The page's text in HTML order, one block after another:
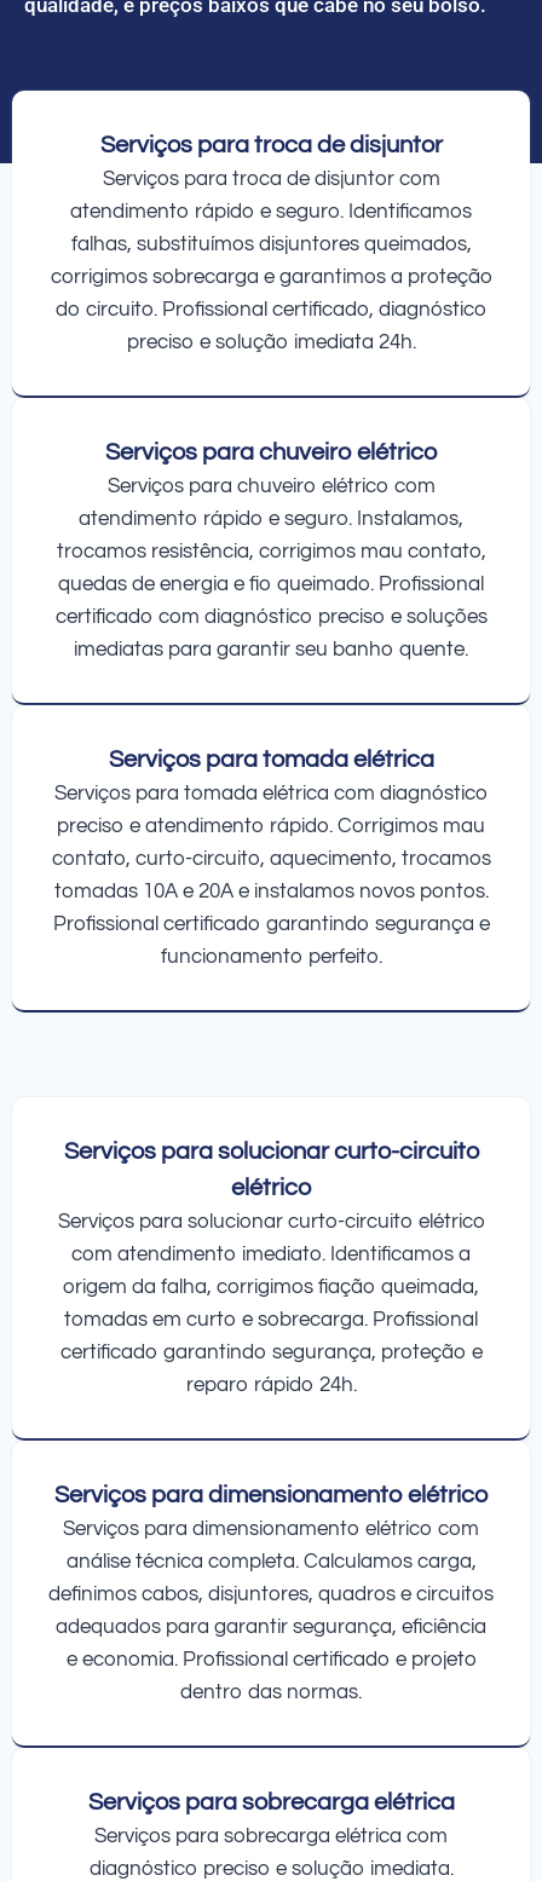
Serviços para troca de disjuntor
Serviços para troca de disjuntor com
atendimento rápido e seguro. Identificamos
falhas, substituímos disjuntores queimados,
corrigimos sobrecarga e garantimos a proteção
do circuito. Profissional certificado, diagnóstico
preciso e solução imediata 24h.
Serviços para chuveiro elétrico
Serviços para chuveiro elétrico com
atendimento rápido e seguro. Instalamos,
trocamos resistência, corrigimos mau contato,
quedas de energia e fio queimado. Profissional
certificado com diagnóstico preciso e soluções
imediatas para garantir seu banho quente.
Serviços para tomada elétrica
Serviços para tomada elétrica com diagnóstico
preciso e atendimento rápido. Corrigimos mau
contato, curto-circuito, aquecimento, trocamos
tomadas 10A e 20A e instalamos novos pontos.
Profissional certificado garantindo segurança e
funcionamento perfeito.
Serviços para solucionar curto-circuito
elétrico
Serviços para solucionar curto-circuito elétrico
com atendimento imediato. Identificamos a
origem da falha, corrigimos fiação queimada,
tomadas em curto e sobrecarga. Profissional
certificado garantindo segurança, proteção e
reparo rápido 24h.
Serviços para dimensionamento elétrico
Serviços para dimensionamento elétrico com
análise técnica completa. Calculamos carga,
definimos cabos, disjuntores, quadros e circuitos
adequados para garantir segurança, eficiência
e economia. Profissional certificado e projeto
dentro das normas.
Serviços para sobrecarga elétrica
Serviços para sobrecarga elétrica com
diagnóstico preciso e solução imediata.